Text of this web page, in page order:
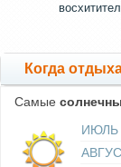
Когда
Самые
ИЮЛЬ